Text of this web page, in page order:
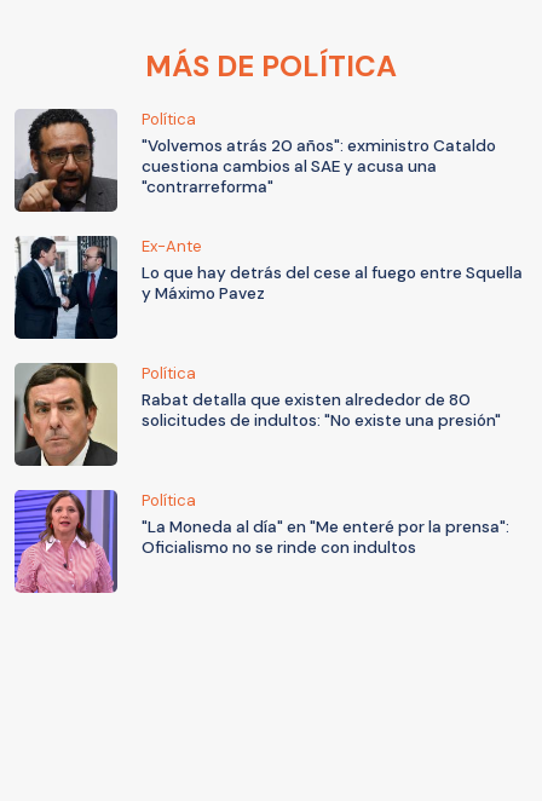
MÁS DE POLÍTICA
Política
"Volvemos atrás 20 años": exministro Cataldo
cuestiona cambios al SAE y acusa una
"contrarreforma"
Ex-Ante
Lo que hay detrás del cese al fuego entre Squella
y Máximo Pavez
Política
Rabat detalla que existen alrededor de 80
solicitudes de indultos: "No existe una presión"
Política
"La Moneda al día" en "Me enteré por la prensa":
Oficialismo no se rinde con indultos